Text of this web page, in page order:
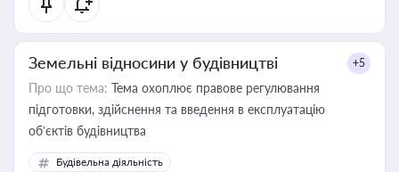
Земельні відносини у будівництві +5
Про що тема: Тема охоплює правове регулювання
підготовки, здійснення та введення в експлуатацію
об’єктів будівництва
Будівельна діяльність